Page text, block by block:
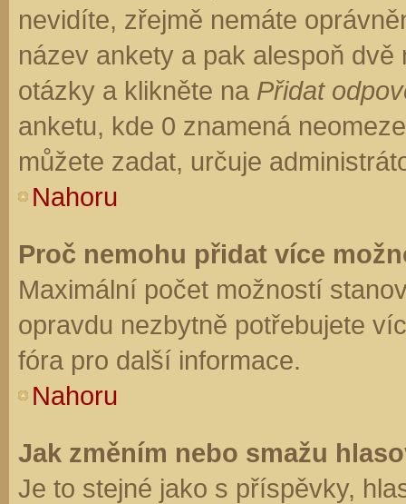
nevidíte, zřejmě nemáte
název ankety a pak alespoň
otázky a klikněte na Přidat
anketu, kde 0 znamená
můžete zadat, určuje
Nahoru
Proč nemohu přidat více
Maximální počet možností
opravdu nezbytně potřebujete
fóra pro další informace.
Nahoru
Jak změním nebo smažu
Je to stejné jako s příspěvky,